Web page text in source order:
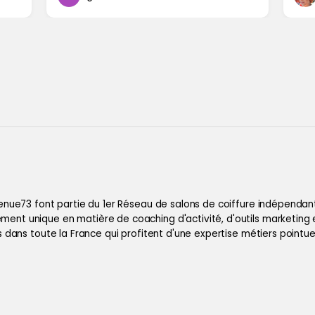
afin de respecter votre
de chez vous, au travail et à
font partie du 1er Réseau de salons de coiffure
unique en matière de coaching d'activité, d'outils marketing
dans toute la France qui profitent d'une expertise métiers